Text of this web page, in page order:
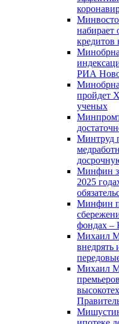
набирает
кредитов
РИА
пройдет
ученых
Минтруд
Минфин
2025
Минфин
фондах –
Михаил
внедрять
Михаил
Мишустин